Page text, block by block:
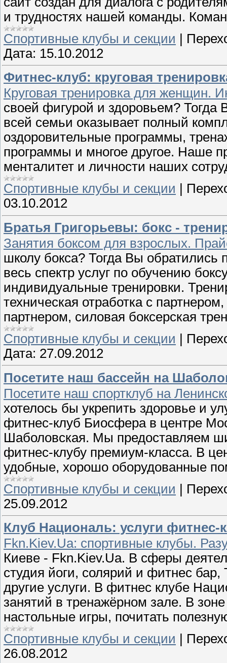
и трудностях нашей команды.
Спортивные клубы и секции |
Дата: 15.10.2012
Фитнес-клуб: круговая
Круговая тренировка для женщин.
своей фигурой и здоровьем?
всей семьи оказывает полный
оздоровительные программы,
программы и многое другое. Наше
менталитет и личности наших
Спортивные клубы и секции
03.10.2012
Братья Григорьевы: бокс -
Занятия боксом для взрослых.
школу бокса? Тогда Вы обратились
весь спектр услуг по обучению
индивидуальные тренировки.
техническая отработка с
партнером, силовая боксерская
Спортивные клубы и секции
Дата: 27.09.2012
Посетите наш бассейн на
Посетите наш спортклуб на
хотелось бы укрепить здоровье и
фитнес-клуб Биосфера в центре
Шаболовская. Мы предоставляем
фитнес-клубу премиум-класса. В
удобные, хорошо оборудованные
Спортивные клубы и секции |
25.09.2012
Клуб Националь: услуги фитнес-
Fkn.Kiev.Ua: спортивные клубы.
Киеве - Fkn.Kiev.Ua. В сферы
студия йоги, солярий и фитнес
другие услуги. В фитнес клубе
занятий в тренажёрном зале. В
настольные игры, почитать
Спортивные клубы и секции
26.08.2012